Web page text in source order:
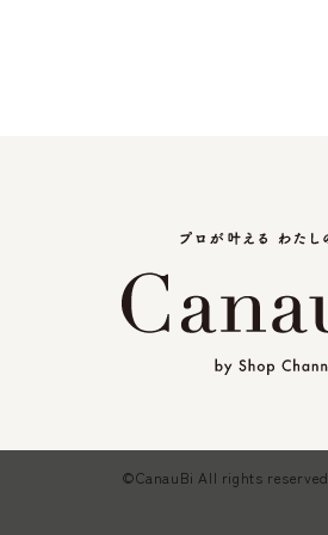
©CanauBi All rights reserved.